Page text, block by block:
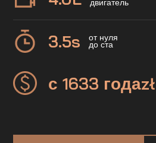
3.5s от нуля
до ста
с 1633 годаzł